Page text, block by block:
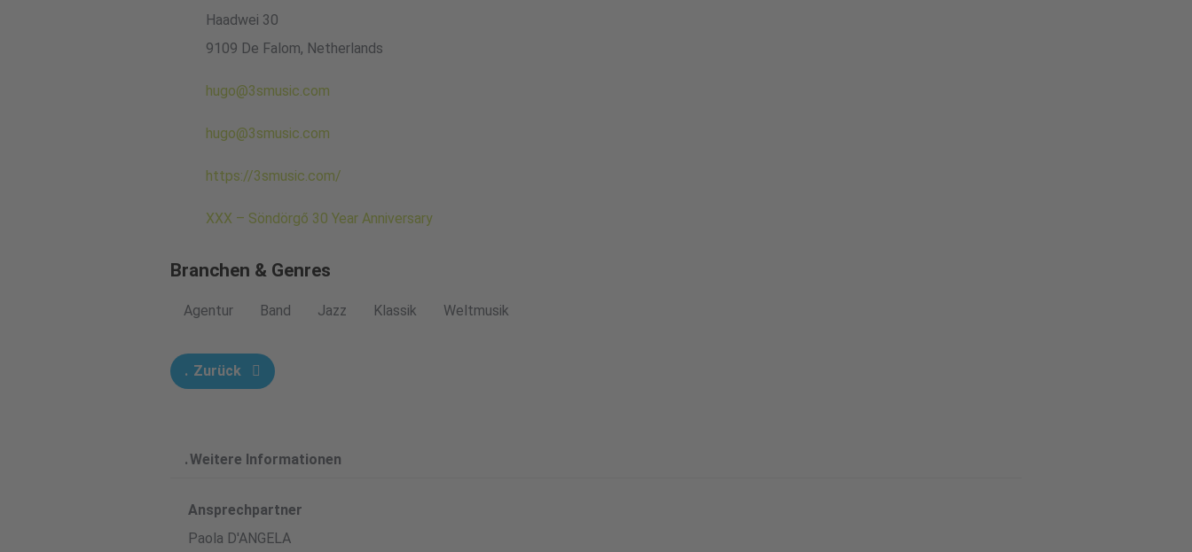
Haadwei 30
9109 De Falom, Netherlands
hugo@3smusic.com
hugo@3smusic.com
https://3smusic.com/
XXX – Söndörgő 30 Year Anniversary
Branchen & Genres
Agentur Band Jazz Klassik Weltmusik
Zurück
Weitere Informationen
Ansprechpartner
Paola D'ANGELA